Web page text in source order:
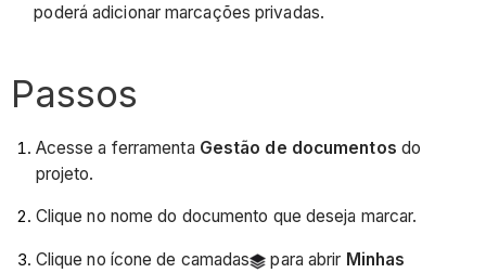
poderá adicionar marcações privadas.
Passos
Acesse a ferramenta Gestão de documentos do
projeto.
Clique no nome do documento que deseja marcar.
Clique no ícone de camadas para abrir Minhas